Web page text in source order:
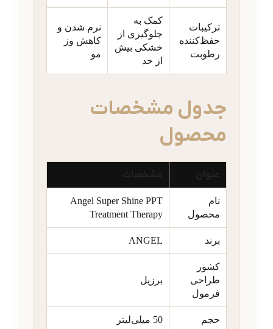
ترکیبات
حفظ‌کننده
رطوبت
کمک به
جلوگیری از
خشکی بیش
از حد
نرم شدن و
کاهش وز
مو
جدول مشخصات
محصول
نام
محصول
Angel Super Shine PPT
Treatment Therapy
برند ANGEL
کشور
طراحی
فرمول
برزیل
حجم 50 میلی‌لیتر